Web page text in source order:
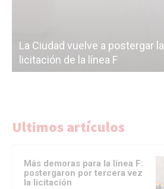
La Ciudad vuelve a postergar la
licitación de la línea F
Ultimos artículos
Más demoras para la línea F:
postergaron por tercera vez
la licitación